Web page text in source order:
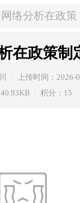
络分析在政
在政策制
上传时间：2026-
积分：15